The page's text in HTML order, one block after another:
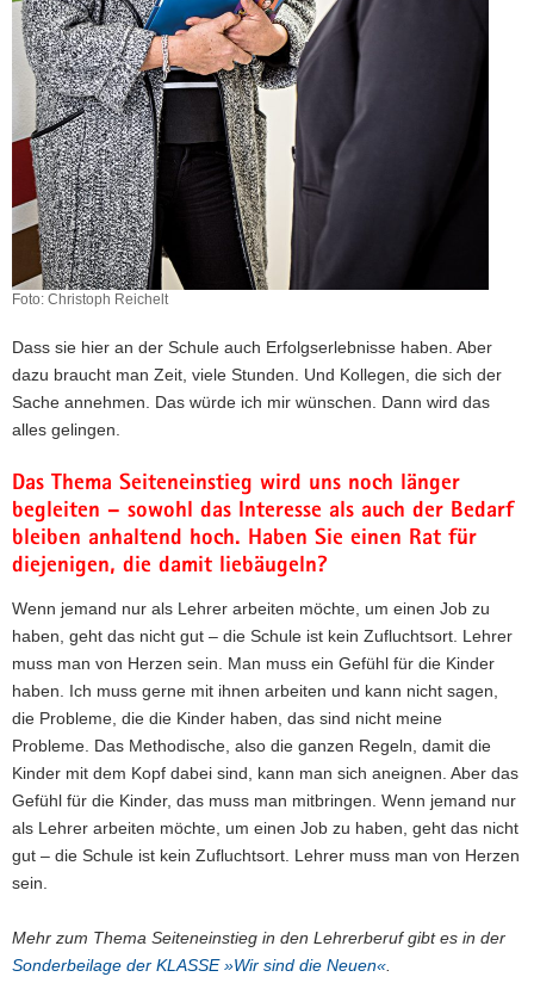
Foto: Christoph Reichelt
Dass sie hier an der Schule auch Erfolgserlebnisse haben. Aber
dazu braucht man Zeit, viele Stunden. Und Kollegen, die sich der
Sache annehmen. Das würde ich mir wünschen. Dann wird das
alles gelingen.
Das Thema Seiteneinstieg wird uns noch länger
begleiten – sowohl das Interesse als auch der Bedarf
bleiben anhaltend hoch. Haben Sie einen Rat für
diejenigen, die damit liebäugeln?
Wenn jemand nur als Lehrer arbeiten möchte, um einen Job zu
haben, geht das nicht gut – die Schule ist kein Zufluchtsort. Lehrer
muss man von Herzen sein. Man muss ein Gefühl für die Kinder
haben. Ich muss gerne mit ihnen arbeiten und kann nicht sagen,
die Probleme, die die Kinder haben, das sind nicht meine
Probleme. Das Methodische, also die ganzen Regeln, damit die
Kinder mit dem Kopf dabei sind, kann man sich aneignen. Aber das
Gefühl für die Kinder, das muss man mitbringen. Wenn jemand nur
als Lehrer arbeiten möchte, um einen Job zu haben, geht das nicht
gut – die Schule ist kein Zufluchtsort. Lehrer muss man von Herzen
sein.
Mehr zum Thema Seiteneinstieg in den Lehrerberuf gibt es in der
Sonderbeilage der KLASSE »Wir sind die Neuen«